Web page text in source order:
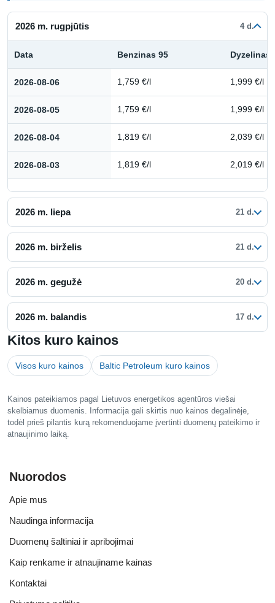
2026 m. rugpjūtis 4 d.
Data Benzinas 95 Dyzelinas
2026-08-06 1,759 €/l 1,999 €/l
2026-08-05 1,759 €/l 1,999 €/l
2026-08-04 1,819 €/l 2,039 €/l
2026-08-03 1,819 €/l 2,019 €/l
2026 m. liepa 21 d.
2026 m. birželis 21 d.
2026 m. gegužė 20 d.
2026 m. balandis 17 d.
Kitos kuro kainos
Visos kuro kainos Baltic Petroleum kuro kainos
Kainos pateikiamos pagal Lietuvos energetikos agentūros viešai
skelbiamus duomenis. Informacija gali skirtis nuo kainos degalinėje,
todėl prieš pilantis kurą rekomenduojame įvertinti duomenų pateikimo ir
atnaujinimo laiką.
Nuorodos
Apie mus
Naudinga informacija
Duomenų šaltiniai ir apribojimai
Kaip renkame ir atnaujiname kainas
Kontaktai